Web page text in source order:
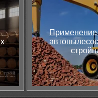
Применение